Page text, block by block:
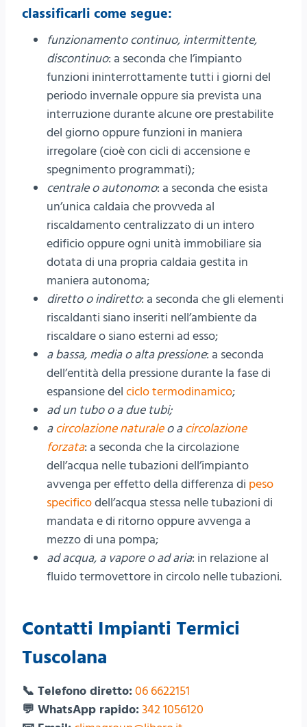
classificarli come segue:
funzionamento continuo, intermittente,
discontinuo: a seconda che l’impianto
funzioni ininterrottamente tutti i giorni del
periodo invernale oppure sia prevista una
interruzione durante alcune ore prestabilite
del giorno oppure funzioni in maniera
irregolare (cioè con cicli di accensione e
spegnimento programmati);
centrale o autonomo: a seconda che esista
un’unica caldaia che provveda al
riscaldamento centralizzato di un intero
edificio oppure ogni unità immobiliare sia
dotata di una propria caldaia gestita in
maniera autonoma;
diretto o indiretto: a seconda che gli elementi
riscaldanti siano inseriti nell’ambiente da
riscaldare o siano esterni ad esso;
a bassa, media o alta pressione: a seconda
dell’entità della pressione durante la fase di
espansione del ciclo termodinamico;
ad un tubo o a due tubi;
acircolazione naturaleo acircolazione
forzata: a seconda che la circolazione
dell’acqua nelle tubazioni dell’impianto
avvenga per effetto della differenza di peso
specificodell’acqua stessa nelle tubazioni di
mandata e di ritorno oppure avvenga a
mezzo di una pompa;
ad acqua, a vapore o ad aria: in relazione al
fluido termovettore in circolo nelle tubazioni.
Contatti Impianti Termici
Tuscolana
📞 Telefono diretto: 06 6622151
💬 WhatsApp rapido: 342 1056120